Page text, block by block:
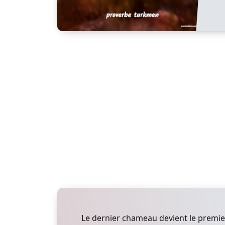
Le dernier chameau devient le